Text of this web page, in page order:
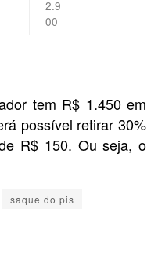
2.9
00
tem R$ 1.450 em
possível retirar 30%
R$ 150. Ou seja, o
saque do pis